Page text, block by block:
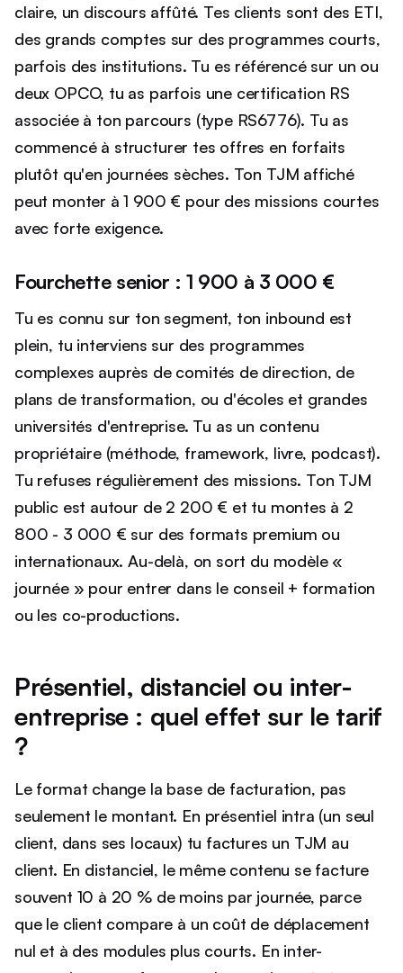
claire, un discours affûté. Tes clients sont des ETI,
des grands comptes sur des programmes courts,
parfois des institutions. Tu es référencé sur un ou
deux OPCO, tu as parfois une certification RS
associée à ton parcours (type RS6776). Tu as
commencé à structurer tes offres en forfaits
plutôt qu'en journées sèches. Ton TJM affiché
peut monter à 1 900 € pour des missions courtes
avec forte exigence.
Fourchette senior : 1 900 à 3 000 €
Tu es connu sur ton segment, ton inbound est
plein, tu interviens sur des programmes
complexes auprès de comités de direction, de
plans de transformation, ou d'écoles et grandes
universités d'entreprise. Tu as un contenu
propriétaire (méthode, framework, livre, podcast).
Tu refuses régulièrement des missions. Ton TJM
public est autour de 2 200 € et tu montes à 2
800 - 3 000 € sur des formats premium ou
internationaux. Au-delà, on sort du modèle «
journée » pour entrer dans le conseil + formation
ou les co-productions.
Présentiel, distanciel ou inter-
entreprise : quel effet sur le tarif
?
Le format change la base de facturation, pas
seulement le montant. En présentiel intra (un seul
client, dans ses locaux) tu factures un TJM au
client. En distanciel, le même contenu se facture
souvent 10 à 20 % de moins par journée, parce
que le client compare à un coût de déplacement
nul et à des modules plus courts. En inter-